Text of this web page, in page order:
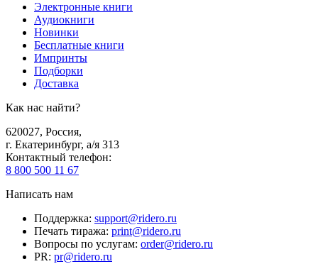
Электронные книги
Аудиокниги
Новинки
Бесплатные книги
Импринты
Подборки
Доставка
Как нас найти?
620027, Россия,
г. Екатеринбург, а/я 313
Контактный телефон:
8 800 500 11 67
Написать нам
Поддержка: support@ridero.ru
Печать тиража: print@ridero.ru
Вопросы по услугам: order@ridero.ru
PR: pr@ridero.ru